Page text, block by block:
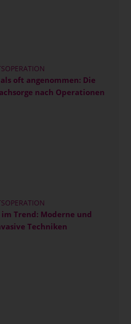
oft angenommen: Die
nach Operationen
Trend: Moderne und
Techniken